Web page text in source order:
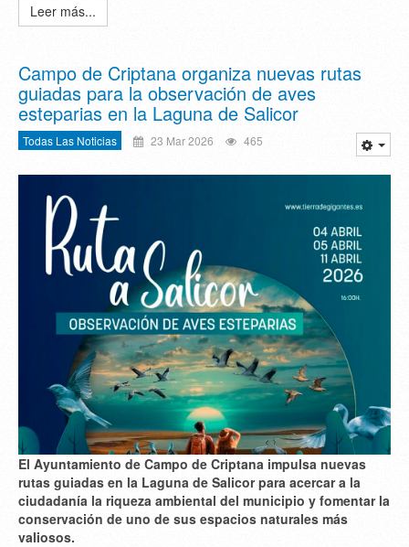
Leer más...
Campo de Criptana organiza nuevas rutas
guiadas para la observación de aves
esteparias en la Laguna de Salicor
Todas Las Noticias 23 Mar 2026 465
El Ayuntamiento de Campo de Criptana impulsa nuevas
rutas guiadas en la Laguna de Salicor para acercar a la
ciudadanía la riqueza ambiental del municipio y fomentar la
conservación de uno de sus espacios naturales más
valiosos.